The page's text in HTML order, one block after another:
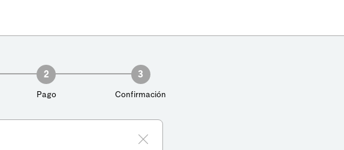
2
Pago
3
Confirmación